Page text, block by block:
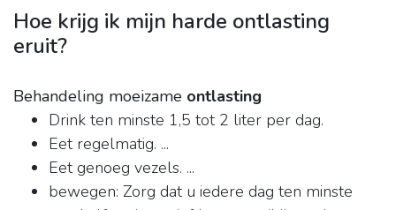
Hoe krijg ik mijn harde ontlasting
eruit?
Behandeling moeizame ontlasting
Drink ten minste 1,5 tot 2 liter per dag.
Eet regelmatig. ...
Eet genoeg vezels. ...
bewegen: Zorg dat u iedere dag ten minste